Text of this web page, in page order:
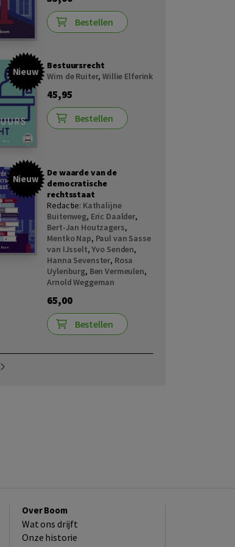
Bestellen
Nieuw
Bestuursrecht
Wim de Ruiter,Willie Elferink
45,95
Bestellen
Nieuw
De waarde van de
democratische
rechtsstaat
Redactie: Kathalijne
Buitenweg, Eric Daalder,
Bert-Jan Houtzagers,
Mentko Nap, Paul van Sasse
van IJsselt,Yvo Senden,
Hanna Sevenster, Rosa
Uylenburg, Ben Vermeulen,
Arnold Weggeman
65,00
Bestellen
Over Boom
Wat ons drijft
Onze historie